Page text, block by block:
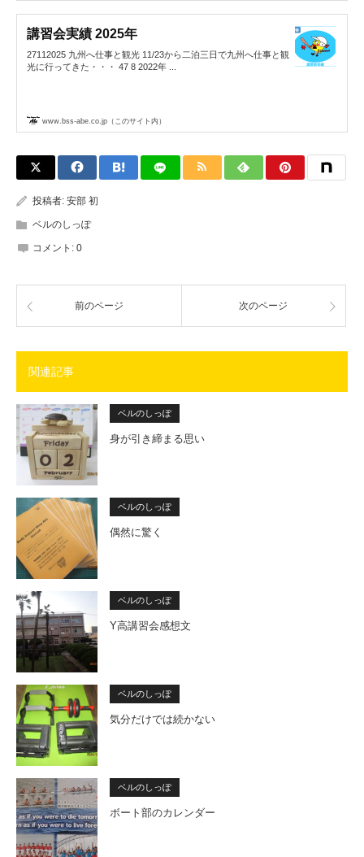
講習会実績 2025年
27112025 九州へ仕事と観光 11/23から二泊三日で九州へ仕事と観
光に行ってきた・・・ 47 8 2022年 ...
www.bss-abe.co.jp（このサイト内）
投稿者: 安部 初
ベルのしっぽ
コメント: 0
前のページ 次のページ
関連記事
ベルのしっぽ
身が引き締まる思い
ベルのしっぽ
偶然に驚く
ベルのしっぽ
Y高講習会感想文
ベルのしっぽ
気分だけでは続かない
ベルのしっぽ
ボート部のカレンダー